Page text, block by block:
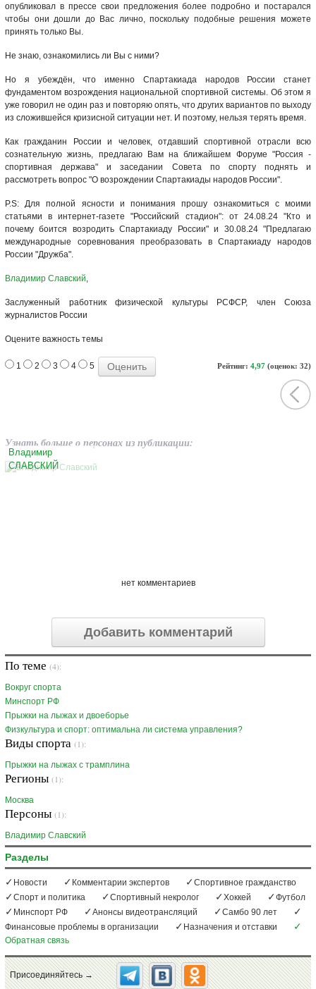
опубликовал в прессе свои предложения более подробно и постарался
чтобы они дошли до Вас лично, поскольку подобные решения можете
принять только Вы.
Не знаю, ознакомились ли Вы с ними?
Но я убеждён, что именно Спартакиада народов России станет
фундаментом возрождения национальной спортивной системы. Об этом я
уже говорил не один раз и повторяю опять, что других вариантов по выходу
из сложившейся кризисной ситуации нет. И поэтому, нельзя терять время.
Как гражданин России и человек, отдавший спортивной отрасли всю
сознательную жизнь, предлагаю Вам на ближайшем Форуме "Россия -
спортивная держава" и заседании Совета по спорту поднять и
рассмотреть вопрос "О возрождении Спартакиады народов России".
P.S: Для полной ясности и понимания прошу ознакомиться с моими
статьями в интернет-газете "Российский стадион": от 24.08.24 "Кто и
почему боится возродить Спартакиаду России" и 30.08.24 "Предлагаю
международные соревнования преобразовать в Спартакиаду народов
России "Дружба".
Владимир Славский,
Заслуженный работник физической культуры РСФСР, член Союза
журналистов России
Оцените важность темы
Рейтинг: 4,97 (оценок: 32)
1 2 3 4 5
Узнать больше о персонах из публикации:
Владимир
СЛАВСКИЙ
нет комментариев
Добавить комментарий
По теме (4):
Вокруг спорта
Минспорт РФ
Прыжки на лыжах и двоеборье
Физкультура и спорт: оптимальна ли система управления?
Виды спорта (1):
Прыжки на лыжах с трамплина
Регионы (1):
Москва
Персоны (1):
Владимир Славский
Разделы
Новости Комментарии экспертов
Спортивное гражданство
Спорт и политика
Спортивный некролог Хоккей
Футбол
Минспорт РФ
Анонсы видеотрансляций
Самбо 90 лет
Финансовые проблемы в организации
Назначения и отставки
Обратная связь
Присоединяйтесь →